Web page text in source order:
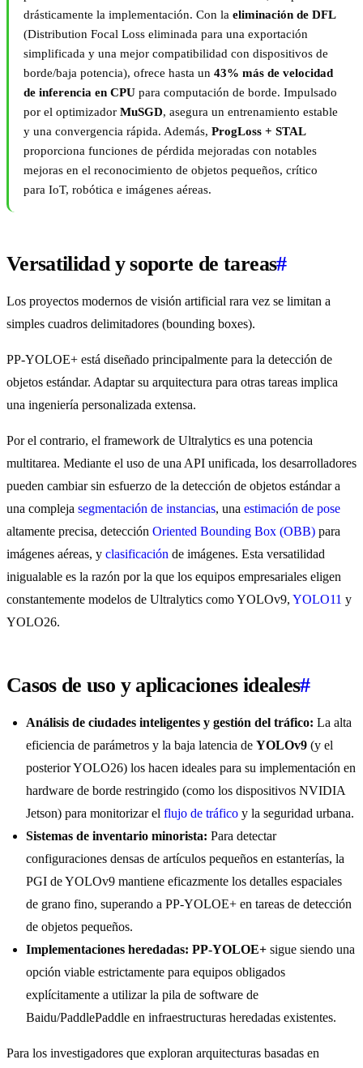
drásticamente la implementación. Con la eliminación de DFL
(Distribution Focal Loss eliminada para una exportación
simplificada y una mejor compatibilidad con dispositivos de
borde/baja potencia), ofrece hasta un 43% más de velocidad
de inferencia en CPU para computación de borde. Impulsado
por el optimizador MuSGD, asegura un entrenamiento estable
y una convergencia rápida. Además, ProgLoss + STAL
proporciona funciones de pérdida mejoradas con notables
mejoras en el reconocimiento de objetos pequeños, crítico
para IoT, robótica e imágenes aéreas.
Versatilidad y soporte de tareas#
Los proyectos modernos de visión artificial rara vez se limitan a
simples cuadros delimitadores (bounding boxes).
PP-YOLOE+ está diseñado principalmente para la detección de
objetos estándar. Adaptar su arquitectura para otras tareas implica
una ingeniería personalizada extensa.
Por el contrario, el framework de Ultralytics es una potencia
multitarea. Mediante el uso de una API unificada, los desarrolladores
pueden cambiar sin esfuerzo de la detección de objetos estándar a
una compleja segmentación de instancias, una estimación de pose
altamente precisa, detección Oriented Bounding Box (OBB) para
imágenes aéreas, y clasificación de imágenes. Esta versatilidad
inigualable es la razón por la que los equipos empresariales eligen
constantemente modelos de Ultralytics como YOLOv9, YOLO11 y
YOLO26.
Casos de uso y aplicaciones ideales#
Análisis de ciudades inteligentes y gestión del tráfico: La alta
eficiencia de parámetros y la baja latencia de YOLOv9 (y el
posterior YOLO26) los hacen ideales para su implementación en
hardware de borde restringido (como los dispositivos NVIDIA
Jetson) para monitorizar el flujo de tráfico y la seguridad urbana.
Sistemas de inventario minorista: Para detectar
configuraciones densas de artículos pequeños en estanterías, la
PGI de YOLOv9 mantiene eficazmente los detalles espaciales
de grano fino, superando a PP-YOLOE+ en tareas de detección
de objetos pequeños.
Implementaciones heredadas: PP-YOLOE+ sigue siendo una
opción viable estrictamente para equipos obligados
explícitamente a utilizar la pila de software de
Baidu/PaddlePaddle en infraestructuras heredadas existentes.
Para los investigadores que exploran arquitecturas basadas en